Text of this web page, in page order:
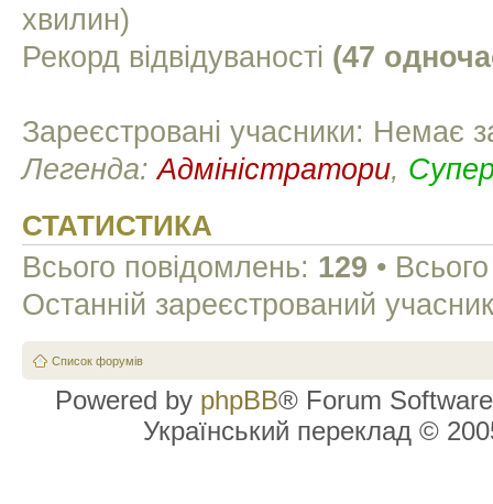
хвилин)
Рекорд відвідуваності (47
Зареєстровані учасники: Немає
Легенда:Адміністратори,
СТАТИСТИКА
Всього повідомлень: 129 •
Останній зареєстрований
Список форумів
Powered by phpBB® Forum
Український переклад ©